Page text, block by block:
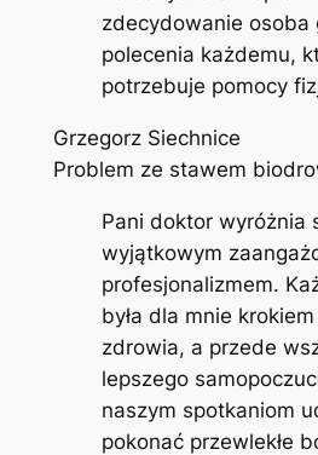
zdecydowanie osoba
polecenia każdemu,
potrzebuje pomocy
Grzegorz Siechnice
Problem ze stawem
Pani doktor wyróżnia
wyjątkowym
profesjonalizmem.
była dla mnie
zdrowia, a przede
lepszego
naszym spotkaniom
pokonać przewlekłe